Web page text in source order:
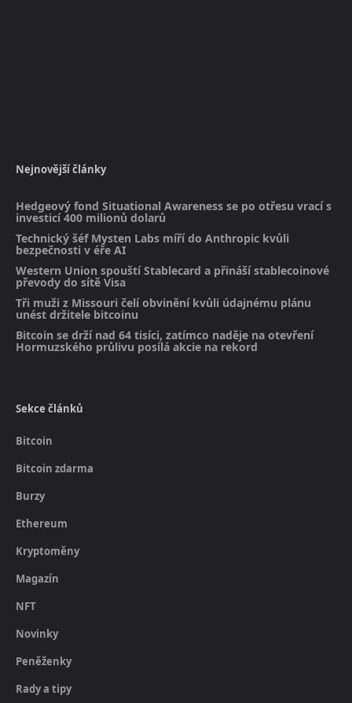
Nejnovější články
Hedgeový fond Situational Awareness se po otřesu vrací s
investicí 400 milionů dolarů
Technický šéf Mysten Labs míří do Anthropic kvůli
bezpečnosti v éře AI
Western Union spouští Stablecard a přináší stablecoinové
převody do sítě Visa
Tři muži z Missouri čelí obvinění kvůli údajnému plánu
unést držitele bitcoinu
Bitcoin se drží nad 64 tisíci, zatímco naděje na otevření
Hormuzského průlivu posílá akcie na rekord
Sekce článků
Bitcoin
Bitcoin zdarma
Burzy
Ethereum
Kryptoměny
Magazín
NFT
Novinky
Peněženky
Rady a tipy